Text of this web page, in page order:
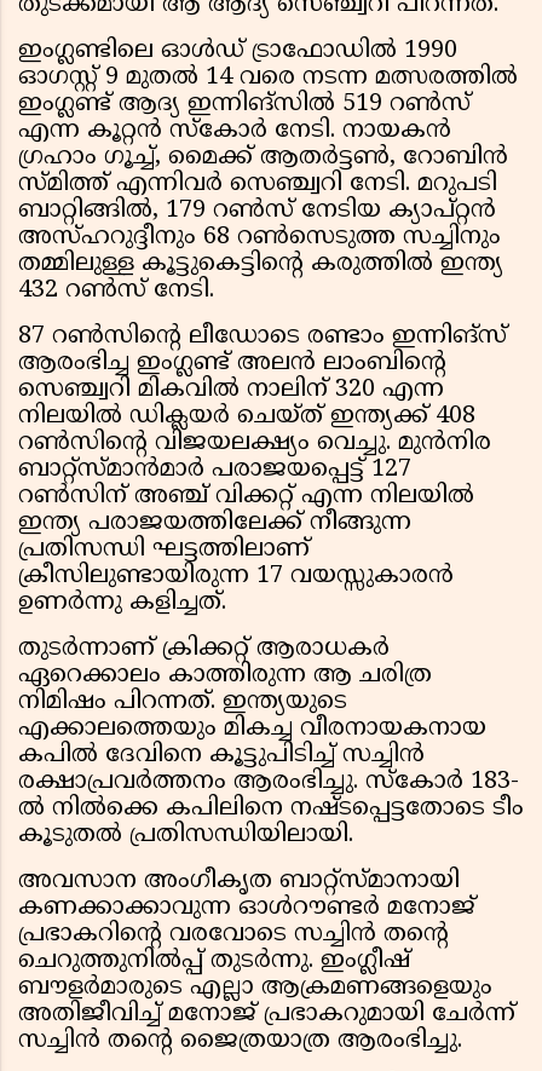
ഇംഗ്ലണ്ടിലെ ഓൾഡ് ട്രാഫോഡിൽ 1990
ഓഗസ്റ്റ് 9 മുതൽ 14 വരെ നടന്ന മത്സരത്തിൽ
ഇംഗ്ലണ്ട് ആദ്യ ഇന്നിങ്‌സിൽ 519 റൺസ്
എന്ന കൂറ്റൻ സ്കോർ നേടി. നായകൻ
ഗ്രഹാം ഗൂച്ച്, മൈക്ക് ആതർട്ടൺ, റോബിൻ
സ്മിത്ത് എന്നിവർ സെഞ്ച്വറി നേടി. മറുപടി
ബാറ്റിങ്ങിൽ, 179 റൺസ് നേടിയ ക്യാപ്റ്റൻ
അസ്ഹറുദ്ദീനും 68 റൺസെടുത്ത സച്ചിനും
തമ്മിലുള്ള കൂട്ടുകെട്ടിന്റെ കരുത്തിൽ ഇന്ത്യ
432 റൺസ് നേടി.
87 റൺസിന്റെ ലീഡോടെ രണ്ടാം ഇന്നിങ്‌സ്
ആരംഭിച്ച ഇംഗ്ലണ്ട് അലൻ ലാംബിന്റെ
സെഞ്ച്വറി മികവിൽ നാലിന് 320 എന്ന
നിലയിൽ ഡിക്ലയർ ചെയ്ത് ഇന്ത്യക്ക് 408
റൺസിന്റെ വിജയലക്ഷ്യം വെച്ചു. മുൻനിര
ബാറ്റ്‌സ്മാൻമാർ പരാജയപ്പെട്ട് 127
റൺസിന് അഞ്ച് വിക്കറ്റ് എന്ന നിലയിൽ
ഇന്ത്യ പരാജയത്തിലേക്ക് നീങ്ങുന്ന
പ്രതിസന്ധി ഘട്ടത്തിലാണ്
ക്രീസിലുണ്ടായിരുന്ന 17 വയസ്സുകാരൻ
ഉണർന്നു കളിച്ചത്.
തുടർന്നാണ് ക്രിക്കറ്റ് ആരാധകർ
ഏറെക്കാലം കാത്തിരുന്ന ആ ചരിത്ര
നിമിഷം പിറന്നത്. ഇന്ത്യയുടെ
എക്കാലത്തെയും മികച്ച വീരനായകനായ
കപിൽ ദേവിനെ കൂട്ടുപിടിച്ച് സച്ചിൻ
രക്ഷാപ്രവർത്തനം ആരംഭിച്ചു. സ്കോർ 183-
ൽ നിൽക്കെ കപിലിനെ നഷ്ടപ്പെട്ടതോടെ ടീം
കൂടുതൽ പ്രതിസന്ധിയിലായി.
അവസാന അംഗീകൃത ബാറ്റ്‌സ്മാനായി
കണക്കാക്കാവുന്ന ഓൾറൗണ്ടർ മനോജ്
പ്രഭാകറിന്റെ വരവോടെ സച്ചിൻ തന്റെ
ചെറുത്തുനിൽപ്പ് തുടർന്നു. ഇംഗ്ലീഷ്
ബൗളർമാരുടെ എല്ലാ ആക്രമണങ്ങളെയും
അതിജീവിച്ച് മനോജ് പ്രഭാകറുമായി ചേർന്ന്
സച്ചിൻ തന്റെ ജൈത്രയാത്ര ആരംഭിച്ചു.